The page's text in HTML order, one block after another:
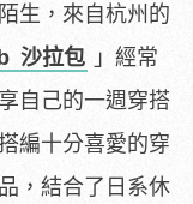
生，來自杭州的
沙拉包 」經常
自己的一週穿搭
編十分喜愛的穿
，結合了日系休